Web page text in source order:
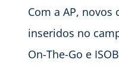
Com a AP,
inseridos no
On-The-Go e